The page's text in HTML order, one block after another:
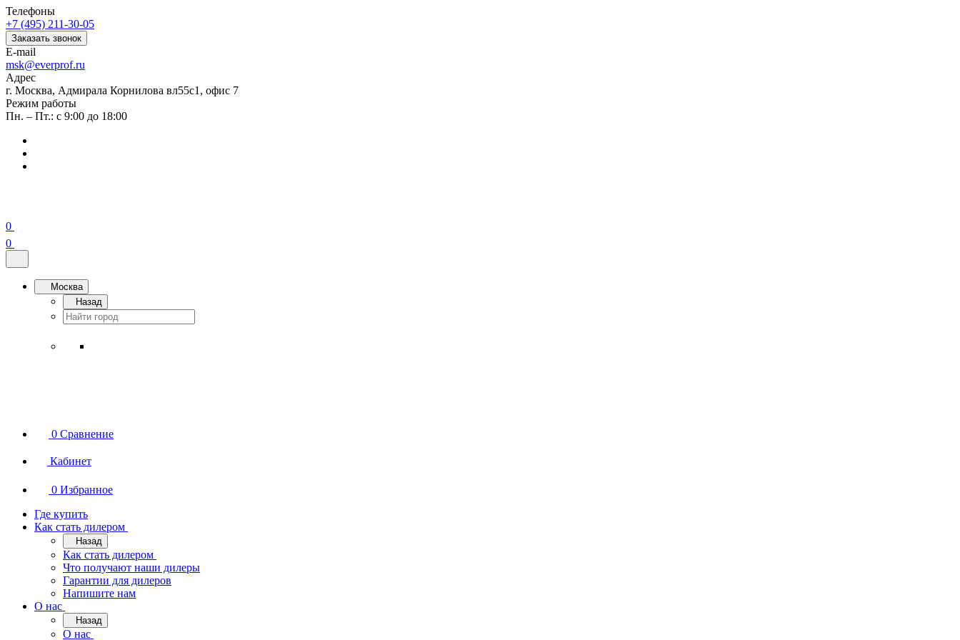
Телефоны
+7 (495) 211-30-05
Заказать звонок
E-mail
msk@everprof.ru
Адрес
г. Москва, Адмирала Корнилова вл55с1, офис 7
Режим работы
Пн. – Пт.: с 9:00 до 18:00
0
0
Москва
Назад
0 Сравнение
Кабинет
0 Избранное
Где купить
Как стать дилером
Назад
Как стать дилером
Что получают наши дилеры
Гарантии для дилеров
Напишите нам
О нас
Назад
О нас